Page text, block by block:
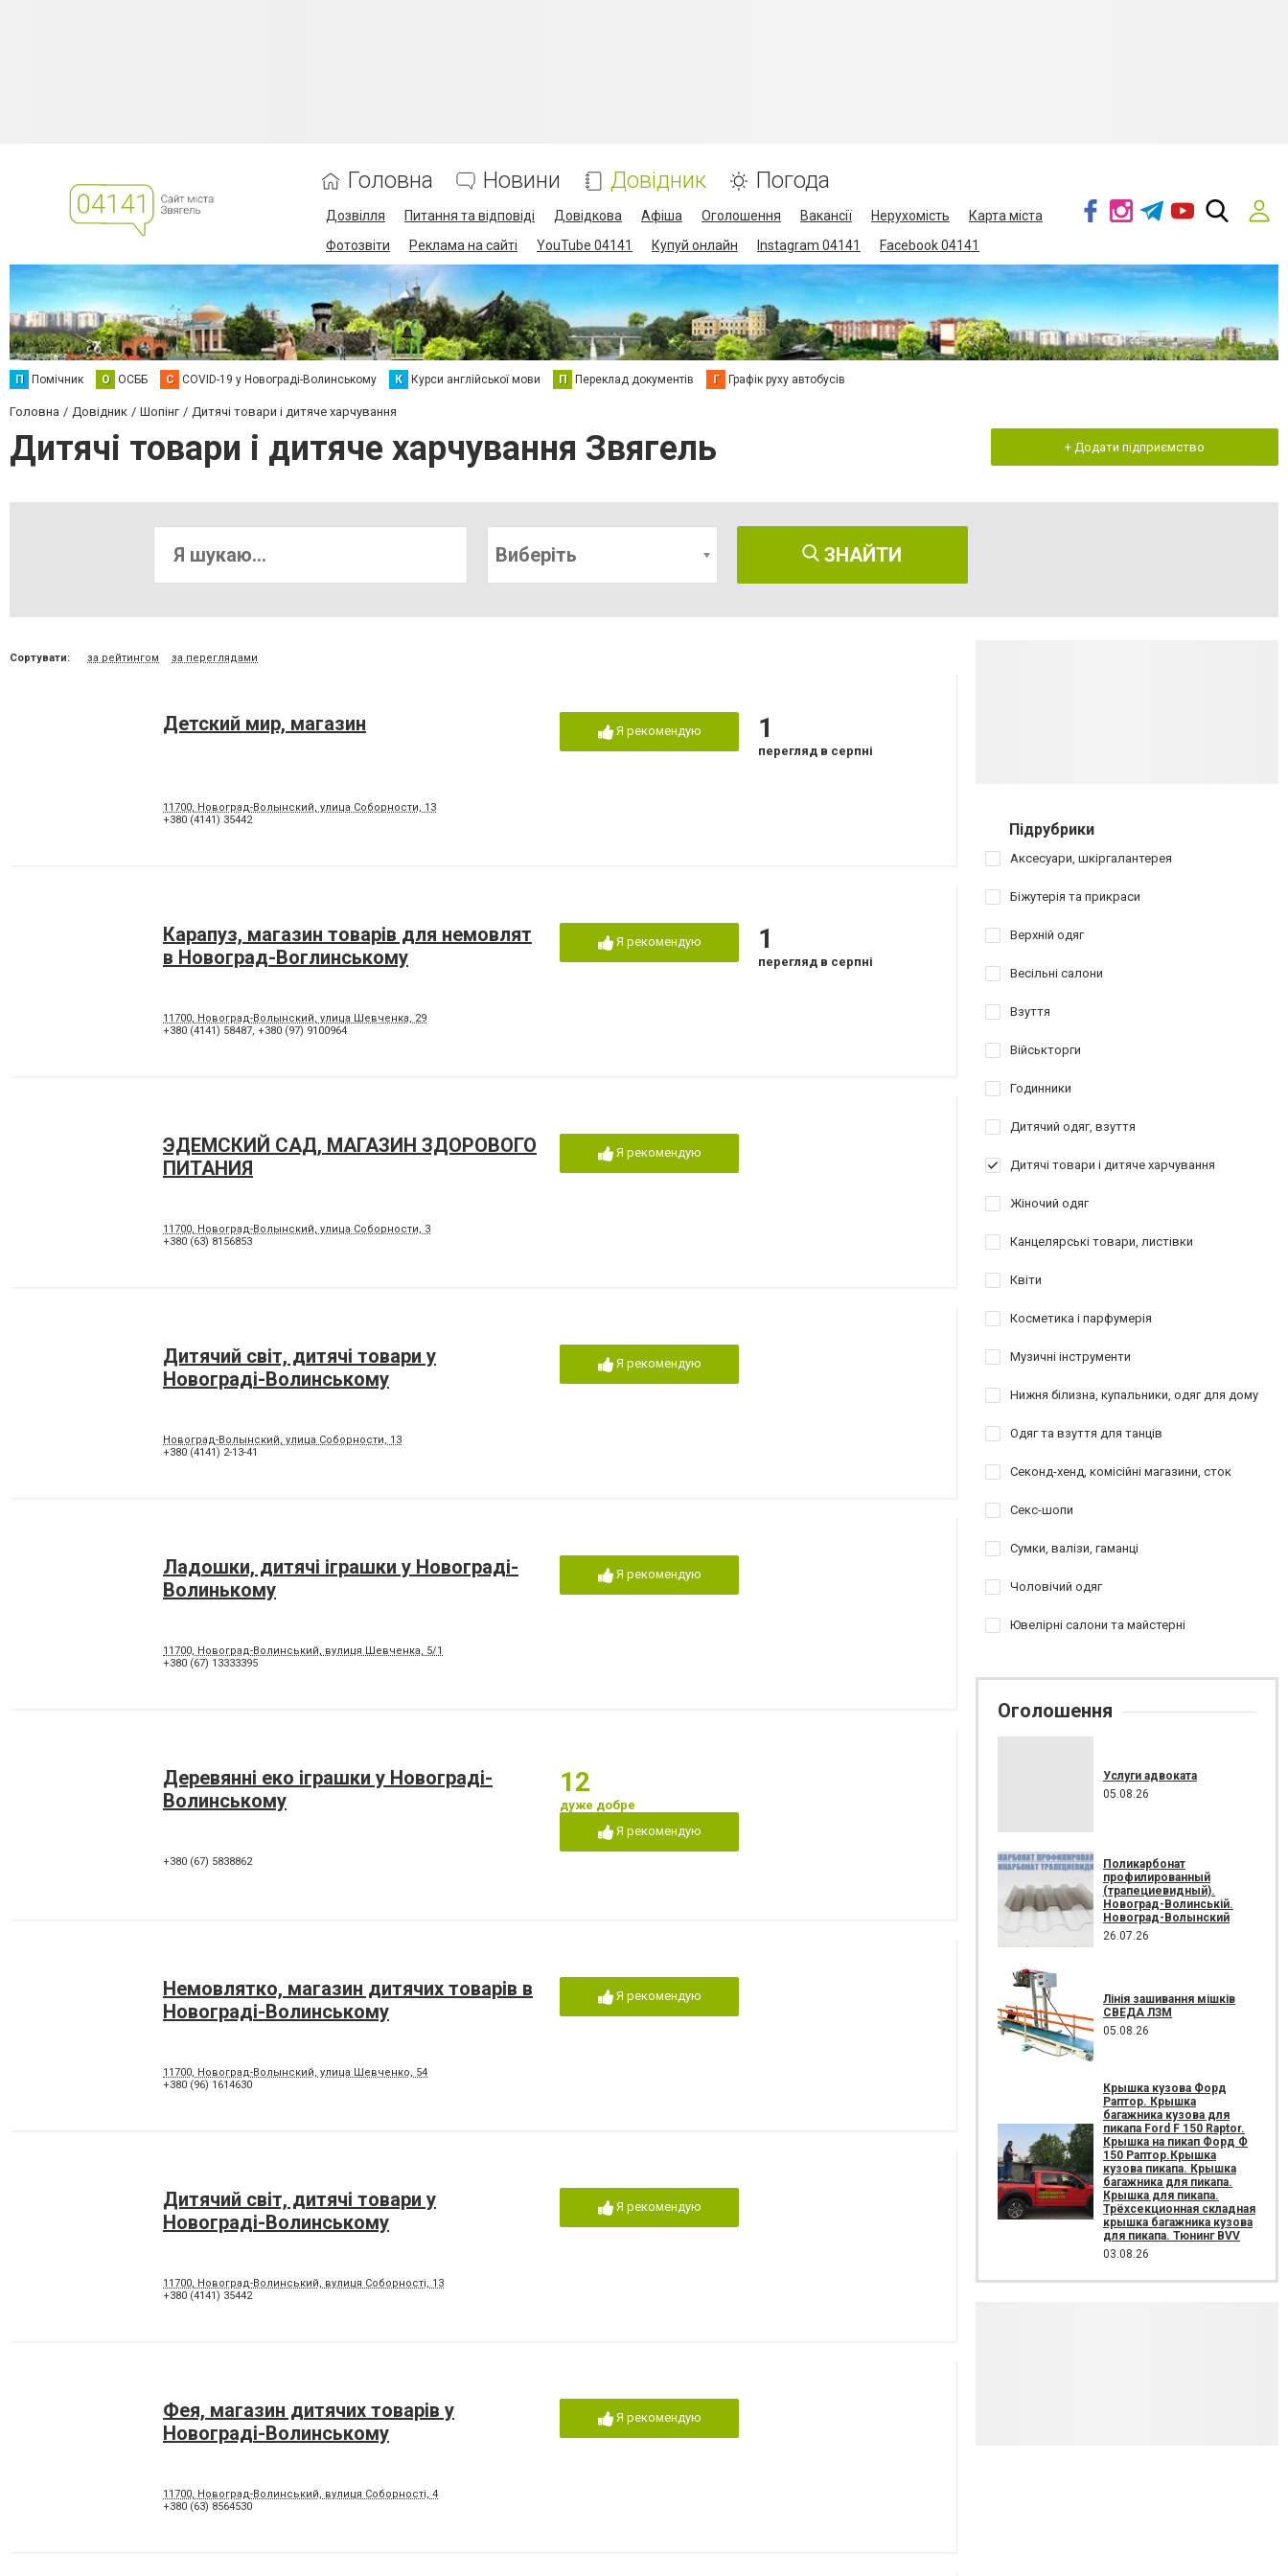
Головна Новини Довідник Погода
Дозвілля Питання та відповіді Довідкова Афіша Оголошення Вакансії Нерухомість
Карта міста
Фотозвіти
Реклама на сайті YouTube 04141 Купуй онлайн Instagram 04141 Facebook 04141
П Помічник О ОСББ C COVID-19 у Новограді-Волинському К Курси англійської мови П Переклад документів Г Графік руху автобусів
Головна Довідник Шопінг Дитячі товари і дитяче харчування
Дитячі товари і дитяче харчування Звягель + Додати підприємство
Виберіть ЗНАЙТИ
Сортувати: за рейтингом за переглядами
Детский мир, магазин
11700, Новоград-Волынский, улица Соборности, 13
+380 (4141) 35442
Я рекомендую 1
перегляд в серпні
Карапуз, магазин товарів для немовлят
в Новоград-Воглинському
11700, Новоград-Волынский, улица Шевченка, 29
+380 (4141) 58487, +380 (97) 9100964
Я рекомендую 1
перегляд в серпні
ЭДЕМСКИЙ САД, МАГАЗИН ЗДОРОВОГО
ПИТАНИЯ
11700, Новоград-Волынский, улица Соборности, 3
+380 (63) 8156853
Я рекомендую
Дитячий світ, дитячі товари у
Новограді-Волинському
Новоград-Волынский, улица Соборности, 13
+380 (4141) 2-13-41
Я рекомендую
Ладошки, дитячі іграшки у Новограді-
Волинькому
11700, Новоград-Волинський, вулиця Шевченка, 5/1
+380 (67) 13333395
Я рекомендую
Деревянні еко іграшки у Новограді-
Волинському
+380 (67) 5838862
12
дуже добре
Я рекомендую
Немовлятко, магазин дитячих товарів в
Новограді-Волинському
11700, Новоград-Волынский, улица Шевченко, 54
+380 (96) 1614630
Я рекомендую
Дитячий світ, дитячі товари у
Новограді-Волинському
11700, Новоград-Волинський, вулиця Соборності, 13
+380 (4141) 35442
Я рекомендую
Фея, магазин дитячих товарів у
Новограді-Волинському
11700, Новоград-Волинський, вулиця Соборності, 4
+380 (63) 8564530
Я рекомендую
Підрубрики
Аксесуари, шкіргалантерея
Біжутерія та прикраси
Верхній одяг
Весільні салони
Взуття
Військторги
Годинники
Дитячий одяг, взуття
Дитячі товари і дитяче харчування
Жіночий одяг
Канцелярські товари, листівки
Квіти
Косметика і парфумерія
Музичні інструменти
Нижня білизна, купальники, одяг для дому
Одяг та взуття для танців
Секонд-хенд, комісійні магазини, сток
Секс-шопи
Сумки, валізи, гаманці
Чоловічий одяг
Ювелірні салони та майстерні
Оголошення
Услуги адвоката
05.08.26
Поликарбонат
профилированный
(трапециевидный).
Новоград-Волинській.
Новоград-Волынский
26.07.26
Лінія зашивання мішків
СВЕДА ЛЗМ
05.08.26
Крышка кузова Форд
Раптор. Крышка
багажника кузова для
пикапа Ford F 150 Raptor.
Крышка на пикап Форд Ф
150 Раптор.Крышка
кузова пикапа. Крышка
багажника для пикапа.
Крышка для пикапа.
Трёхсекционная складная
крышка багажника кузова
для пикапа. Тюнинг BVV
03.08.26